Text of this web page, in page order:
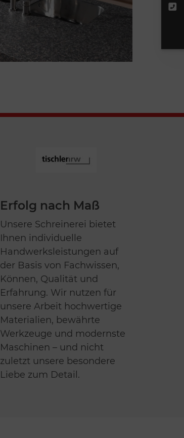
Erfolg nach Maß
Unsere Schreinerei bietet
Ihnen individuelle
Handwerksleistungen auf
der Basis von Fachwissen,
Können, Qualität und
Erfahrung. Wir nutzen für
unsere Arbeit hochwertige
Materialien, bewährte
Werkzeuge und modernste
Maschinen – und nicht
zuletzt unsere besondere
Liebe zum Detail.